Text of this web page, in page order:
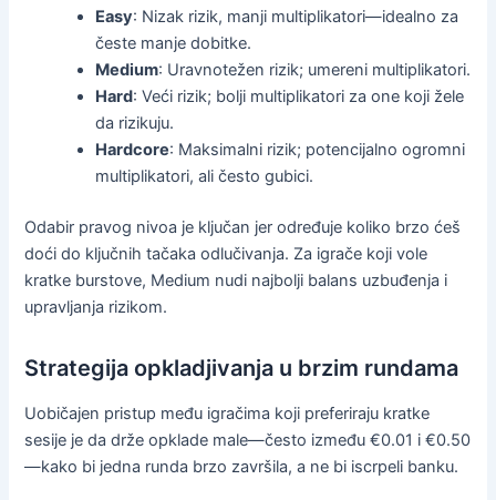
Easy: Nizak rizik, manji multiplikatori—idealno za
česte manje dobitke.
Medium: Uravnotežen rizik; umereni multiplikatori.
Hard: Veći rizik; bolji multiplikatori za one koji žele
da rizikuju.
Hardcore: Maksimalni rizik; potencijalno ogromni
multiplikatori, ali često gubici.
Odabir pravog nivoa je ključan jer određuje koliko brzo ćeš
doći do ključnih tačaka odlučivanja. Za igrače koji vole
kratke burstove, Medium nudi najbolji balans uzbuđenja i
upravljanja rizikom.
Strategija opkladjivanja u brzim rundama
Uobičajen pristup među igračima koji preferiraju kratke
sesije je da drže opklade male—često između €0.01 i €0.50
—kako bi jedna runda brzo završila, a ne bi iscrpeli banku.